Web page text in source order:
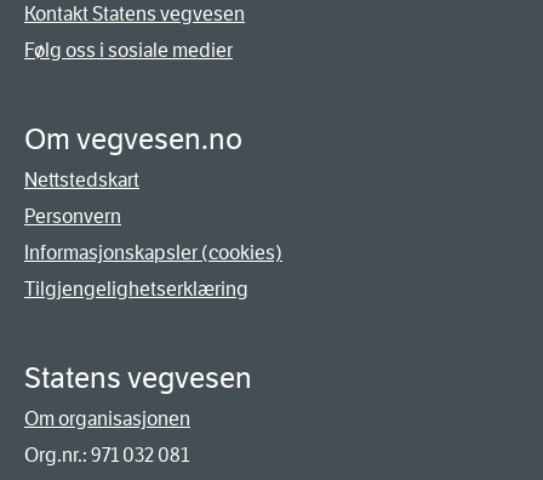
Kontakt Statens vegvesen
Følg oss i sosiale medier
Om vegvesen.no
Nettstedskart
Personvern
Informasjonskapsler (cookies)
Tilgjengelighetserklæring
Statens vegvesen
Om organisasjonen
Org.nr.: 971 032 081